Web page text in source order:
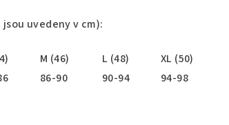
uvedeny v cm):
M (46) L (48) XL (50)
86-90 90-94 94-98